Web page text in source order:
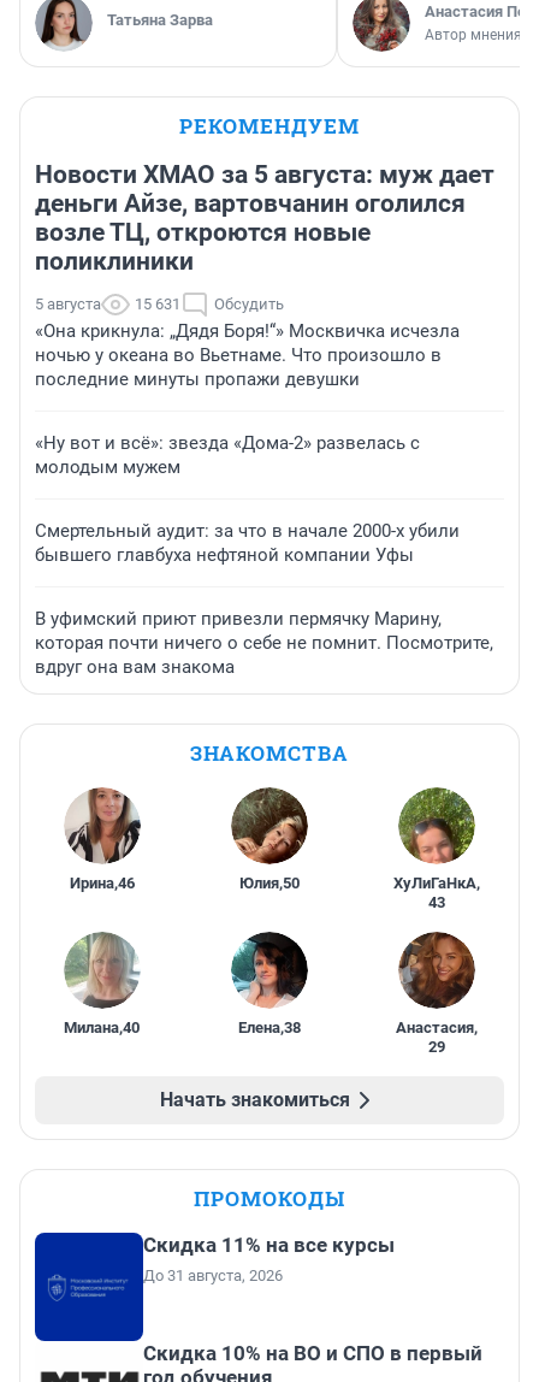
Татьяна Зарва Анастасия
Автор мнения
РЕКОМЕНДУЕМ
Новости ХМАО за 5 августа: муж дает
деньги Айзе, вартовчанин оголился
возле ТЦ, откроются новые
поликлиники
5 августа 15 631 Обсудить
«Она крикнула: „Дядя Боря!“» Москвичка исчезла
ночью у океана во Вьетнаме. Что произошло в
последние минуты пропажи девушки
«Ну вот и всё»: звезда «Дома-2» развелась с
молодым мужем
Смертельный аудит: за что в начале 2000-х убили
бывшего главбуха нефтяной компании Уфы
В уфимский приют привезли пермячку Марину,
которая почти ничего о себе не помнит. Посмотрите,
вдруг она вам знакома
ЗНАКОМСТВА
Ирина,46 Юлия,50 ХуЛиГаНкА,
43
Милана,40 Елена,38 Анастасия,
29
Начать знакомиться
ПРОМОКОДЫ
Скидка 11% на все курсы
До 31 августа, 2026
Скидка 10% на ВО и СПО в первый
год обучения